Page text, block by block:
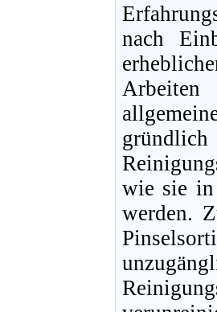
nach
wie sie in
werden.